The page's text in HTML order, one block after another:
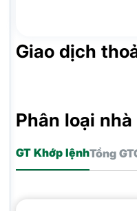
Giao dịch
Phân loại
GT Khớp lệnhTổng